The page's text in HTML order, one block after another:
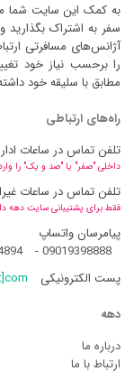
به کمک این سایت شما
سفر به اشتراک بگذارید
آژانس‌های مسافرتی
را برحسب نیاز خود
مطابق با سلیقه خود
راه‌های ارتباطی
تلفن تماس در ساعات
داخلی "صفر" یا "صد و یک" را
تلفن تماس در ساعات
فقط برای پشتیبانی سایت دهه
پیامرسان واتساپ
09019398888
-
پست الکترونیکی
دهه
درباره ما
ارتباط با ما